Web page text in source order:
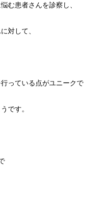
む患者さんを診察し、
対して、
っている点がユニークで
です。